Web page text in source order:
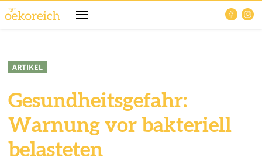
ARTIKEL
Gesundheitsgefahr:
Warnung vor bakteriell
belasteten